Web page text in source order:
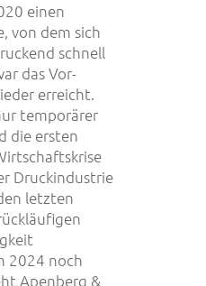
einen
von dem sich
schnell
das Vor-
erreicht.
temporärer
die ersten
Druckindustrie
letzten
2024 noch
Apenberg &